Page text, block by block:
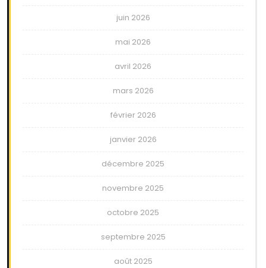
juin 2026
mai 2026
avril 2026
mars 2026
février 2026
janvier 2026
décembre 2025
novembre 2025
octobre 2025
septembre 2025
août 2025